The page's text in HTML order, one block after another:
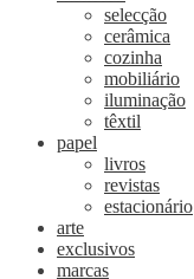
selecção
cerâmica
cozinha
mobiliário
iluminação
têxtil
papel
livros
revistas
estacionário
arte
exclusivos
marcas